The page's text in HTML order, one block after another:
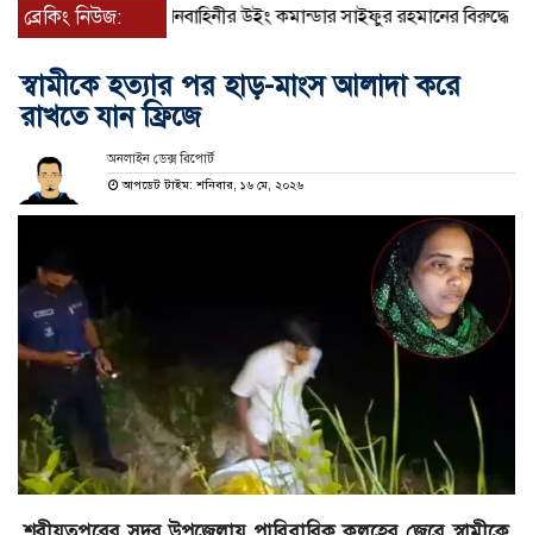
ব্রেকিং নিউজ:বিমানবাহিনীর উইং কমান্ডার সাইফুর রহমানের বিরুদ্ধে গ্রেপ্তারি
স্বামীকে হত্যার পর হাড়-মাংস আলাদা করে
রাখতে যান ফ্রিজে
অনলাইন ডেক্স রিপোর্ট
আপডেট টাইম: শনিবার, ১৬ মে, ২০২৬